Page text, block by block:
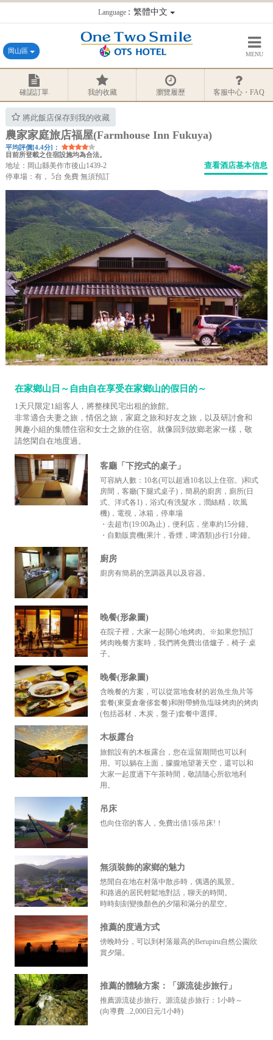
Language：繁體中文
岡山區 MENU
確認訂單 我的收藏 瀏覽履歷 客服中心・FAQ
將此飯店保存到我的收藏
農家家庭旅店福屋(Farmhouse Inn Fukuya)
平均評價[4.4分]：
目前所登載之住宿設施均為合法。
地址：岡山縣美作市後山1439-2
停車場：有， 5台 免費 無須預訂
查看酒店基本信息
在家鄉山日～自由自在享受在家鄉山的假日的～
1天只限定1組客人，將整棟民宅出租的旅館。
非常適合夫妻之旅，情侶之旅，家庭之旅和好友之旅，以及研討會和
興趣小組的集體住宿和女士之旅的住宿。就像回到故鄉老家一樣，敬
請悠閑自在地度過。
客廳「下挖式的桌子」
可容納人數：10名(可以超過10名以上住宿。)和式
房間，客廳(下腿式桌子)，簡易的廚房，廁所(日
式、洋式各1)，浴式(有洗髮水，潤絲精，吹風
機)，電視，冰箱，停車場
・去超市(19:00為止)，便利店，坐車約15分鐘。
・自動販賣機(果汁，香煙，啤酒類)步行1分鐘。
廚房
廚房有簡易的烹調器具以及容器。
晚餐(形象圖)
在院子裡，大家一起開心地烤肉。※如果您預訂
烤肉晚餐方案時，我們將免費出借爐子，椅子·桌
子。
晚餐(形象圖)
含晚餐的方案，可以從當地食材的岩魚生魚片等
套餐(東粟倉奢侈套餐)和附帶鱒魚塩味烤肉的烤肉
(包括器材，木炭，盤子)套餐中選擇。
木板露台
旅館設有的木板露台，您在逗留期間也可以利
用。可以躺在上面，朦朧地望著天空，還可以和
大家一起度過下午茶時間，敬請隨心所欲地利
用。
吊床
也向住宿的客人，免費出借1張吊床!！
無須裝飾的家鄉的魅力
悠閒自在地在村落中散步時，偶遇的風景。
和路過的居民輕鬆地對話，聊天的時間。
時時刻刻變換顏色的夕陽和滿分的星空。
推薦的度過方式
傍晚時分，可以到村落最高的Berupiru自然公園欣
賞夕陽。
推薦的體驗方案：「源流徒步旅行」
推薦源流徒步旅行。源流徒步旅行：1小時～
(向導費...2,000日元/1小時)